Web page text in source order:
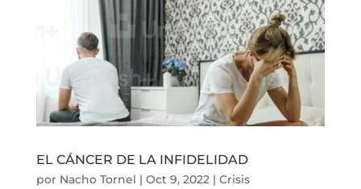
EL CÁNCER DE LA INFIDELIDAD
por Nacho Tornel | Oct 9, 2022 | Crisis